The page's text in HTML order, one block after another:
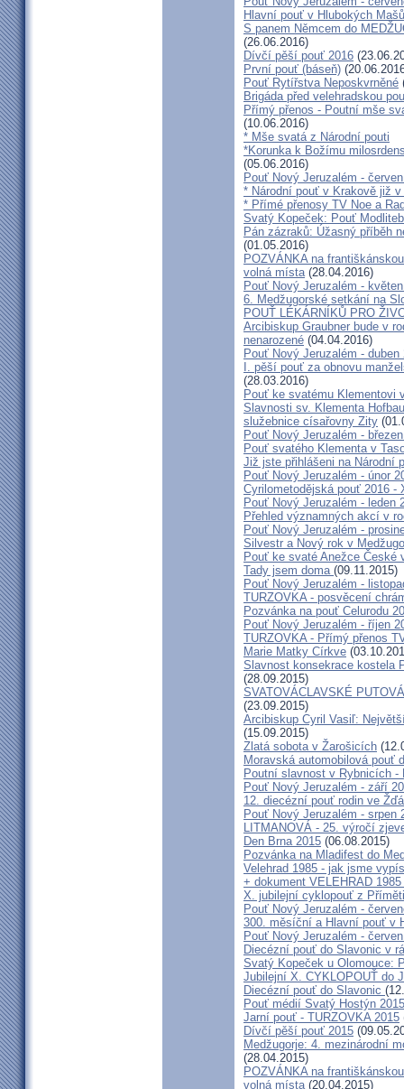
Hlavní pouť v Hlubokých
S panem Němcem do
(26.06.2016)
Dívčí pěší pouť 2016
První pouť (báseň)
Pouť Rytířstva Neposkvrněné
Brigáda před velehradskou
Přímý přenos - Poutní mše
(10.06.2016)
* Mše svatá z Národní pouti
*Korunka k Božímu
(05.06.2016)
Pouť Nový Jeruzalém -
* Národní pouť v Krakově již
* Přímé přenosy TV Noe a
Svatý Kopeček: Pouť
Pán zázraků: Úžasný příběh
(01.05.2016)
POZVÁNKA na
volná místa(28.04.2016)
Pouť Nový Jeruzalém -
6. Medžugorské setkání na
POUŤ LÉKÁRNÍKŮ PRO
Arcibiskup Graubner bude v
nenarozené (04.04.2016)
Pouť Nový Jeruzalém - duben
I. pěší pouť za obnovu
(28.03.2016)
Pouť ke svatému Klementovi
Slavnosti sv. Klementa
služebnice císařovny Zity
Pouť Nový Jeruzalém -
Pouť svatého Klementa v
Již jste přihlášeni na Národní
Pouť Nový Jeruzalém - únor
Cyrilometodějská pouť 2016 -
Pouť Nový Jeruzalém - leden
Přehled významných akcí v
Pouť Nový Jeruzalém -
Silvestr a Nový rok v
Pouť ke svaté Anežce České
Tady jsem doma (09.11.2015)
Pouť Nový Jeruzalém -
TURZOVKA - posvěcení
Pozvánka na pouť Celurodu
Pouť Nový Jeruzalém - říjen
TURZOVKA - Přímý přenos
Marie Matky Církve
Slavnost konsekrace kostela
(28.09.2015)
SVATOVÁCLAVSKÉ
(23.09.2015)
Arcibiskup Cyril Vasiľ:
(15.09.2015)
Zlatá sobota v Žarošicích
Moravská automobilová pouť
Poutní slavnost v Rybnicích -
Pouť Nový Jeruzalém - září
12. diecézní pouť rodin ve
Pouť Nový Jeruzalém - srpen
LITMANOVÁ - 25. výročí
Den Brna 2015 (06.08.2015)
Pozvánka na Mladifest do
Velehrad 1985 - jak jsme
+ dokument VELEHRAD
X. jubilejní cyklopouť z
Pouť Nový Jeruzalém -
300. měsíční a Hlavní pouť v
Pouť Nový Jeruzalém -
Diecézní pouť do Slavonic v
Svatý Kopeček u Olomouce:
Jubilejní X. CYKLOPOUŤ do
Diecézní pouť do Slavonic
Pouť médií Svatý Hostýn 2015
Jarní pouť - TURZOVKA 2015
Dívčí pěší pouť 2015
Medžugorje: 4. mezinárodní
(28.04.2015)
POZVÁNKA na
volná místa(20.04.2015)